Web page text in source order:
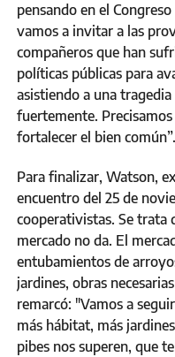
pensando en el
vamos a invitar a las
compañeros que han
políticas públicas para
asistiendo a una
fuertemente.
fortalecer el bien común”.
Para finalizar, Watson,
encuentro del 25 de
cooperativistas. Se trata
mercado no da. El
entubamientos de
jardines, obras
remarcó: "Vamos a
más hábitat, más
pibes nos superen, que